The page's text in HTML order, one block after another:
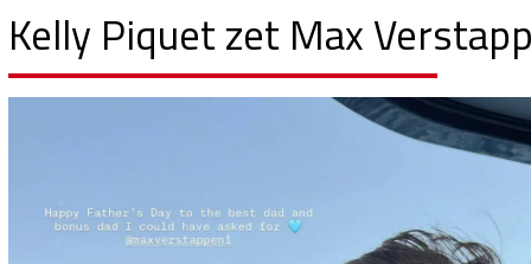
Kelly Piquet zet Max